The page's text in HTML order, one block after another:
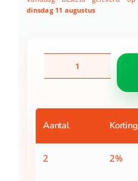
dinsdag 11 augustus
Premium
Mclaren
aantal
Aantal Korting
2 2%